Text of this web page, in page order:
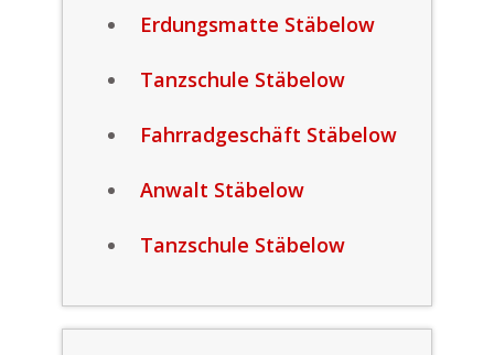
Erdungsmatte Stäbelow
Tanzschule Stäbelow
Fahrradgeschäft Stäbelow
Anwalt Stäbelow
Tanzschule Stäbelow